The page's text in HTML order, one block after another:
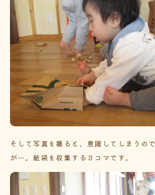
そして写真を撮ると、意識してしまうの
が…。紙袋を収集する３コマです。